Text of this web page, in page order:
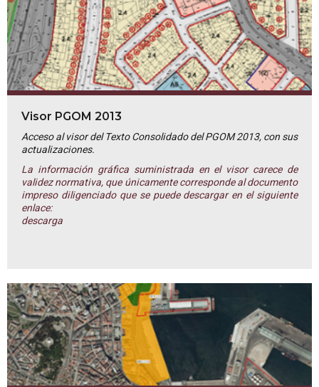
Visor PGOM 2013
Acceso al visor del Texto Consolidado del PGOM 2013, con sus
actualizaciones.
La información gráfica suministrada en el visor carece de
validez normativa, que únicamente corresponde al documento
impreso diligenciado que se puede descargar en el siguiente
enlace:
descarga